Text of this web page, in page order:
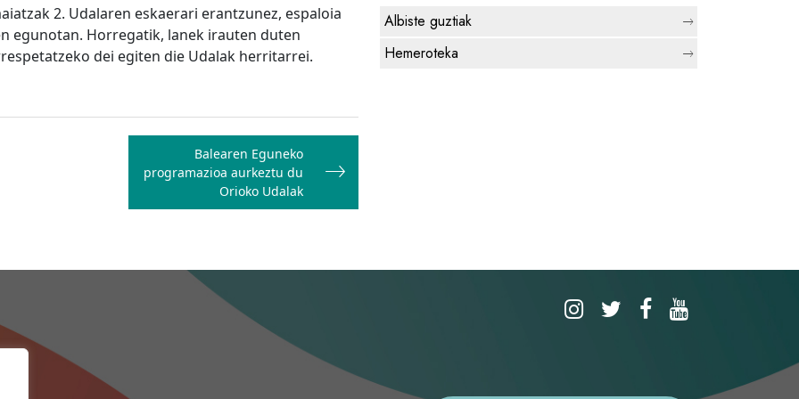
2. Udalaren eskaerari erantzunez, espaloia
egunotan. Horregatik, lanek irauten duten
dei egiten die Udalak herritarrei.
Balearen Eguneko
programazioa aurkeztu du
Orioko Udalak
Albiste guztiak
Hemeroteka